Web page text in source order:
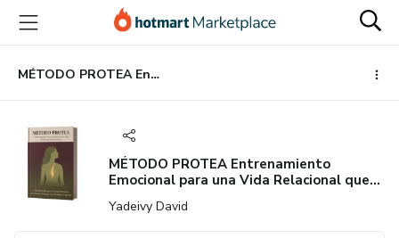
principal
página
de
página
MÉTODO PROTEA Entrenamiento Emocional para una Vida Relacional que Funciona
MÉTODO PROTEA Entrenamiento
Emocional para una Vida Relacional que
Yadeivy David